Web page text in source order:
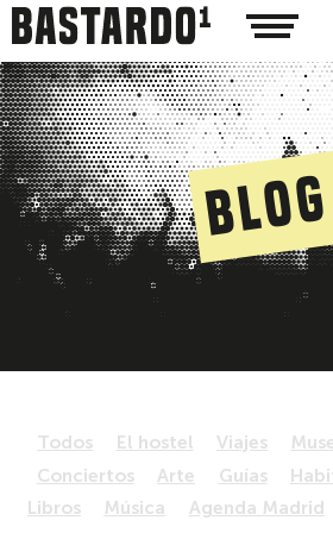
Blog
Todos El hostel Viajes
Conciertos
Arte Guías
Libros
Música Agenda Madrid